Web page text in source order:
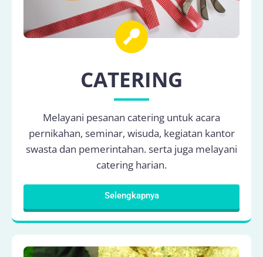
CATERING
Melayani pesanan catering untuk acara
pernikahan, seminar, wisuda, kegiatan kantor
swasta dan pemerintahan. serta juga melayani
catering harian.
Selengkapnya